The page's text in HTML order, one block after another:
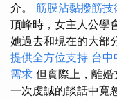
介。 筋膜沾黏撥筋技
頂峰時，女主人公學
她過去和現在的大部
提供全方位支持 台中
需求 但實際上，離
一次虔誠的談話中寬